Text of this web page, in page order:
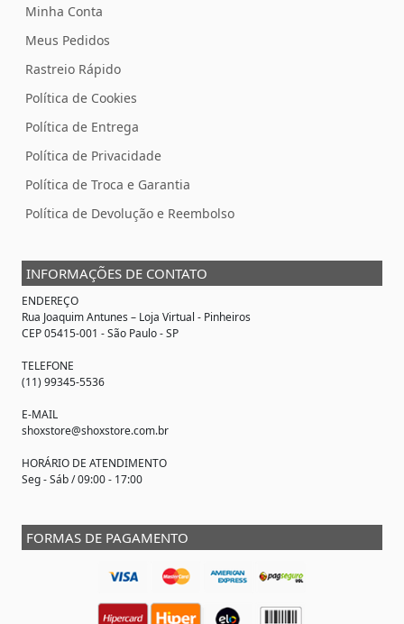
Minha Conta
Meus Pedidos
Rastreio Rápido
Política de Cookies
Política de Entrega
Política de Privacidade
Política de Troca e Garantia
Política de Devolução e Reembolso
INFORMAÇÕES DE CONTATO
ENDEREÇO
Rua Joaquim Antunes – Loja Virtual - Pinheiros
CEP 05415-001 - São Paulo - SP
TELEFONE
(11) 99345-5536
E-MAIL
shoxstore@shoxstore.com.br
HORÁRIO DE ATENDIMENTO
Seg - Sáb / 09:00 - 17:00
FORMAS DE PAGAMENTO